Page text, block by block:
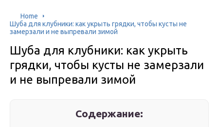
Home
Шуба для клубники: как укрыть грядки, чтобы кусты не
замерзали и не выпревали зимой
Шуба для клубники: как укрыть
грядки, чтобы кусты не замерзали
и не выпревали зимой
Содержание: